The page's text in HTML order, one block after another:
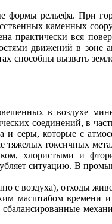
формы рельефа. При
каменных
практически вся
движений в зоне
вызвать
в воздухе
соединений, в
и серы, которые с
токсичных
хлористыми и
ситуацию. В
с воздуха), отходы
масштабом времени